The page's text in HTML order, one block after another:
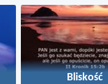
Bliskość